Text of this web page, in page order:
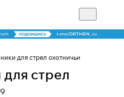
для стрел охотничьи
стрел